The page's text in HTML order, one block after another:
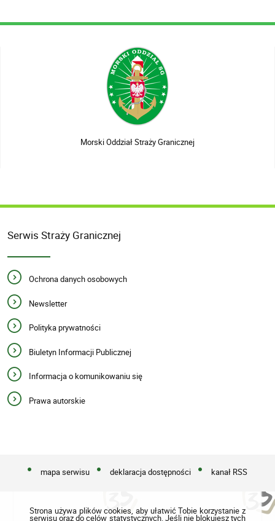
Morski Oddział Straży Granicznej
Serwis Straży Granicznej
Ochrona danych osobowych
Newsletter
Polityka prywatności
Biuletyn Informacji Publicznej
Informacja o komunikowaniu się
Prawa autorskie
mapa serwisu deklaracja dostępności kanał RSS
Strona używa plików cookies, aby ułatwić Tobie korzystanie z
serwisu oraz do celów statystycznych. Jeśli nie blokujesz tych